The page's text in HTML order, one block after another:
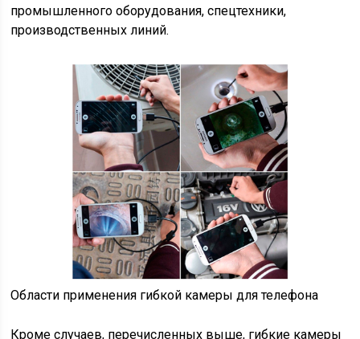
промышленного оборудования, спецтехники,
производственных линий.
Области применения гибкой камеры для телефона
Кроме случаев, перечисленных выше, гибкие камеры